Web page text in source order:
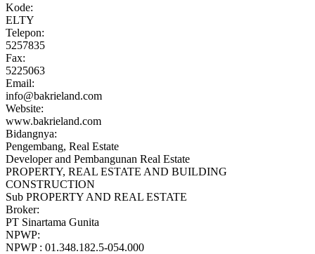
Kode:
ELTY
Telepon:
5257835
Fax:
5225063
Email:
info@bakrieland.com
Website:
www.bakrieland.com
Bidangnya:
Pengembang, Real Estate
Developer and Pembangunan Real Estate
PROPERTY, REAL ESTATE AND BUILDING
CONSTRUCTION
Sub PROPERTY AND REAL ESTATE
Broker:
PT Sinartama Gunita
NPWP:
NPWP : 01.348.182.5-054.000